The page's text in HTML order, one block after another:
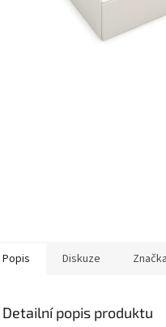
Popis Diskuze Značka
Detailní popis produktu